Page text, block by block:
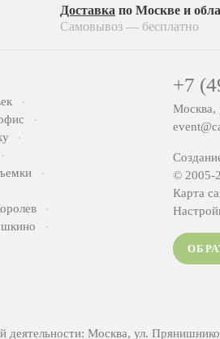
Доставка по Москве и
Самовывоз — бесплатно
+7
Москва,
© 2005-
Карта
Москва, ул.